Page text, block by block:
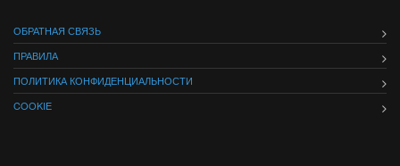
ОБРАТНАЯ СВЯЗЬ
ПРАВИЛА
ПОЛИТИКА КОНФИДЕНЦИАЛЬНОСТИ
COOKIE